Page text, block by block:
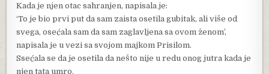
Kada je njen otac sahranjen, napisala je:
‘To je bio prvi put da sam zaista osetila gubitak, ali više od
svega, osećala sam da sam zaglavljena sa ovom ženom’,
napisala je u vezi sa svojom majkom Prisilom.
Ssećala se da je osetila da nešto nije u redu onog jutra kada je
njen tata umro.